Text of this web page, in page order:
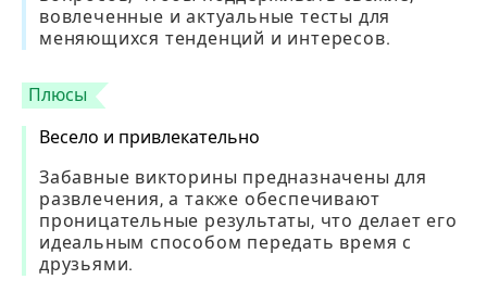
вовлеченные и актуальные тесты для
меняющихся тенденций и интересов.
Плюсы
Весело и привлекательно
Забавные викторины предназначены для
развлечения, а также обеспечивают
проницательные результаты, что делает его
идеальным способом передать время с
друзьями.